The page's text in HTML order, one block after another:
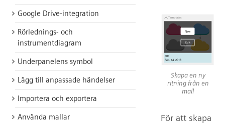
Google Drive-integration
Rörlednings- och
instrumentdiagram
Underpanelens symbol
Lägg till anpassade händelser
Importera och exportera
Använda mallar
Skapa en ny
ritning från en
mall
För att skapa